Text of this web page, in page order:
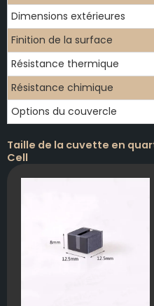
Dimensions extérieures
Finition de la surface
Résistance thermique
Résistance chimique
Options du couvercle
Taille de la cuvette en
Cell